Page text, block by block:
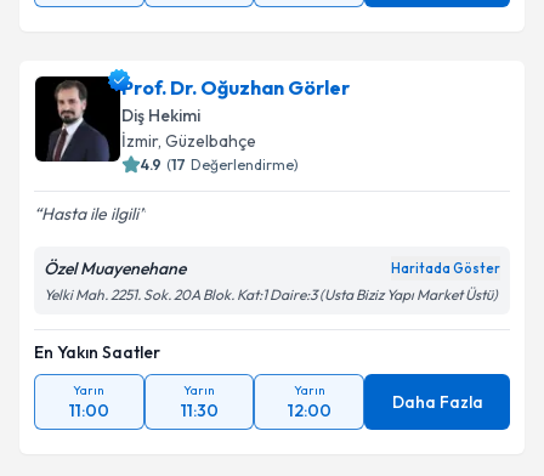
Prof. Dr. Oğuzhan Görler
Diş Hekimi
İzmir, Güzelbahçe
4.9 (17 Değerlendirme)
Hasta ile ilgili
Özel Muayenehane Haritada Göster
Yelki Mah. 2251. Sok. 20A Blok. Kat:1 Daire:3 (Usta Biziz Yapı Market Üstü)
En Yakın Saatler
Yarın
11:00
Yarın
11:30
Yarın
12:00 Daha Fazla